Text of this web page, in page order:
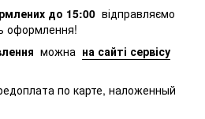
до 15:00 відправляємо
оформлення!
можна на сайті сервісу
по карте, наложенный